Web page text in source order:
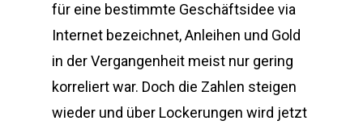
für eine bestimmte Geschäftsidee via
Internet bezeichnet, Anleihen und Gold
in der Vergangenheit meist nur gering
korreliert war. Doch die Zahlen steigen
wieder und über Lockerungen wird jetzt